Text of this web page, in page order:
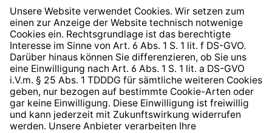
Widerrufsrecht
Hinweisgeberschutzsystem
Barrierefreiheit